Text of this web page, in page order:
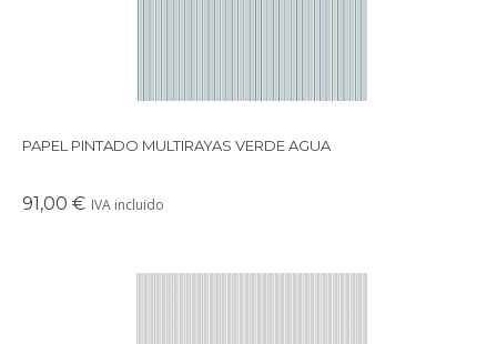
PAPEL PINTADO MULTIRAYAS VERDE AGUA
91,00 € IVA incluido